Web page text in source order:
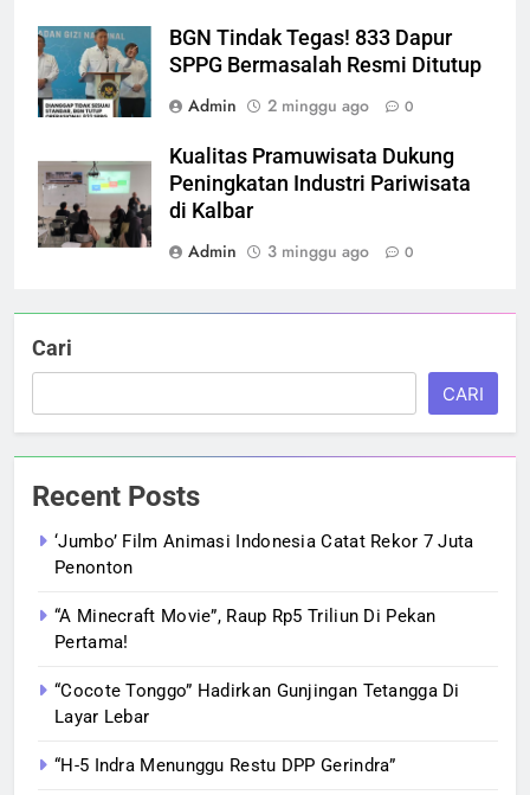
BGN Tindak Tegas! 833 Dapur
SPPG Bermasalah Resmi Ditutup
Admin
2 minggu ago 0
Kualitas Pramuwisata Dukung
Peningkatan Industri Pariwisata
di Kalbar
Admin
3 minggu ago 0
Cari
CARI
Recent Posts
‘Jumbo’ Film Animasi Indonesia Catat Rekor 7 Juta
Penonton
“A Minecraft Movie”, Raup Rp5 Triliun Di Pekan
Pertama!
“Cocote Tonggo” Hadirkan Gunjingan Tetangga Di
Layar Lebar
“H-5 Indra Menunggu Restu DPP Gerindra”